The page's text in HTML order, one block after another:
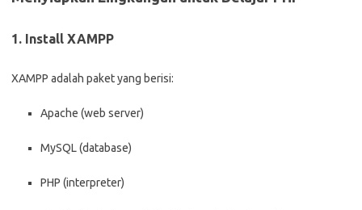
1. Install XAMPP
XAMPP adalah paket yang berisi:
Apache (web server)
MySQL (database)
PHP (interpreter)